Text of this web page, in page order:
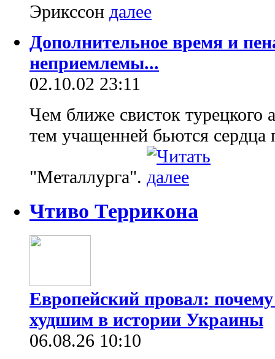
Эрикссон
Дополнительное время и
неприемлемы...
02.10.02 23:11
Чем ближе свисток турецкого
тем учащенней бьются сердца
"Металлурга".
Чтиво Террикона
Европейский провал:
худшим в истории Украины
06.08.26 10:10